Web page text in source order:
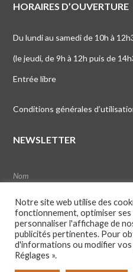
HORAIRES D’OUVERTURE
Du lundi au samedi de 10h à
(le jeudi, de 9h à 12h puis de
Entrée libre
Conditions générales
NEWSLETTER
Notre site web utilise des
fonctionnement, optimiser
personnaliser l'affichage de
publicités pertinentes. Pour
d'informations ou modifier vos
Réglages ».